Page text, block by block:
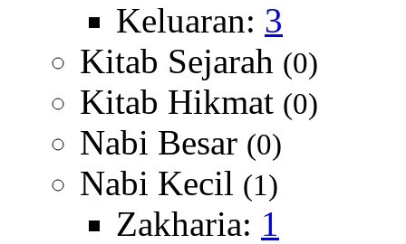
Keluaran: 3
Kitab Sejarah (0)
Kitab Hikmat (0)
Nabi Besar (0)
Nabi Kecil (1)
Zakharia: 1